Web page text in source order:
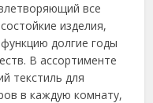
все
изделия,
долгие годы
В ассортименте
текстиль для
в каждую комнату,